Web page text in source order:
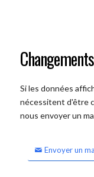
Si les données
nécessitent d'être
nous envoyer un
Envoyer un